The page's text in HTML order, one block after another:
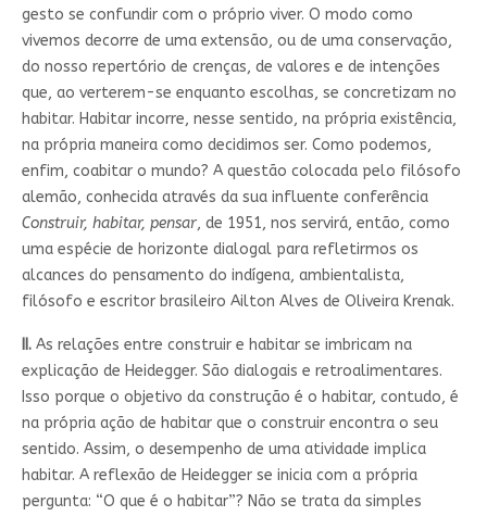
gesto se confundir com o próprio viver. O modo como
vivemos decorre de uma extensão, ou de uma conservação,
do nosso repertório de crenças, de valores e de intenções
que, ao verterem-se enquanto escolhas, se concretizam no
habitar. Habitar incorre, nesse sentido, na própria existência,
na própria maneira como decidimos ser. Como podemos,
enfim, coabitar o mundo? A questão colocada pelo filósofo
alemão, conhecida através da sua influente conferência
Construir, habitar, pensar, de 1951, nos servirá, então, como
uma espécie de horizonte dialogal para refletirmos os
alcances do pensamento do indígena, ambientalista,
filósofo e escritor brasileiro Ailton Alves de Oliveira Krenak.
II. As relações entre construir e habitar se imbricam na
explicação de Heidegger. São dialogais e retroalimentares.
Isso porque o objetivo da construção é o habitar, contudo, é
na própria ação de habitar que o construir encontra o seu
sentido. Assim, o desempenho de uma atividade implica
habitar. A reflexão de Heidegger se inicia com a própria
pergunta: “O que é o habitar”? Não se trata da simples